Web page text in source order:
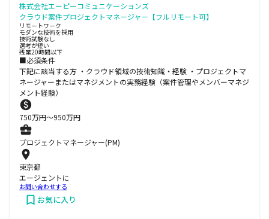
株式会社エーピーコミュニケーションズ
クラウド案件プロジェクトマネージャー【フルリモート可】
リモートワーク
モダンな技術を採用
技術試験なし
選考が短い
残業20時間以下
■必須条件
下記に該当する方 ・クラウド領域の技術知識・経験 ・プロジェクトマ
ネージャーまたはマネジメントの実務経験（案件管理やメンバーマネジ
メント経験）
750万円〜950万円
プロジェクトマネージャー(PM)
東京都
エージェントに
お問い合わせする
お気に入り